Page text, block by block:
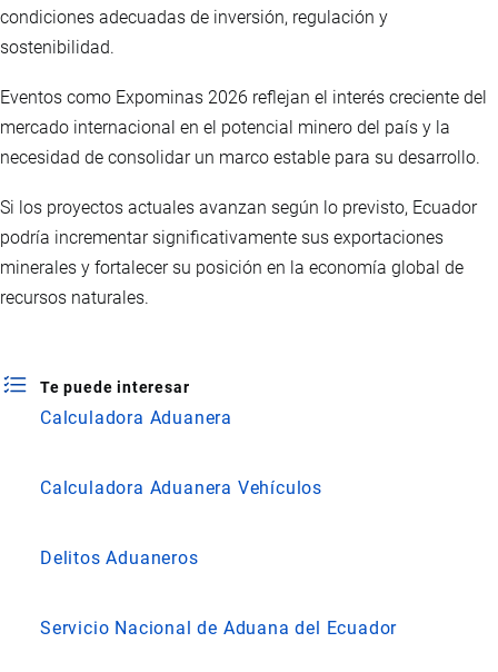
condiciones adecuadas de inversión, regulación y
sostenibilidad.
Eventos como Expominas 2026 reflejan el interés creciente del
mercado internacional en el potencial minero del país y la
necesidad de consolidar un marco estable para su desarrollo.
Si los proyectos actuales avanzan según lo previsto, Ecuador
podría incrementar significativamente sus exportaciones
minerales y fortalecer su posición en la economía global de
recursos naturales.
Te puede interesar
Calculadora Aduanera
Calculadora Aduanera Vehículos
Delitos Aduaneros
Servicio Nacional de Aduana del Ecuador